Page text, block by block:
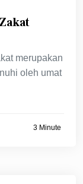
merupakan
oleh umat
3 Minute